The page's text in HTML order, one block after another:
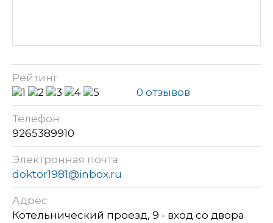
Рейтинг
0 отзывов
Телефон
9265389910
Электронная почта
doktor1981@inbox.ru
Адрес
Котельнический проезд, 9 - вход со двора